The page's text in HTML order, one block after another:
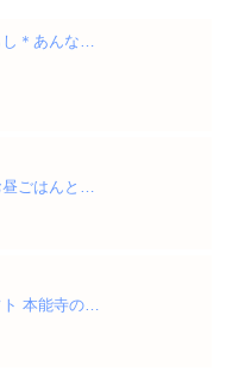
し＊あんな…
昼ごはんと…
本能寺の…